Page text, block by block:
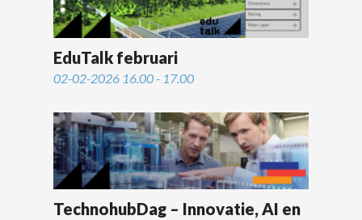
EduTalk februari
02-02-2026 16.00 - 17.00
TechnohubDag – Innovatie, AI en